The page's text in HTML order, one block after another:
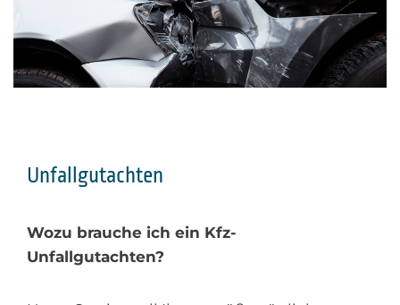
Unfallgutachten
Wozu brauche ich ein Kfz-
Unfallgutachten?